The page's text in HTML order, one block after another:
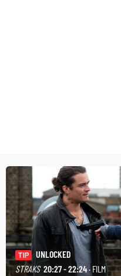
TIP
UNLOCKED
STRAKS 20:27 - 22:24· FILM